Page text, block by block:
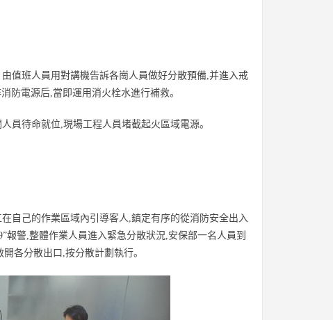
值班人員用對講機告訴各崗人員做好分散預備,并進入戒
防電源后,當即運用消火栓水進行補救。
員待命就位,現場工程人員堵截起火區域電源。
自己的作業區域內引導客人,鎮定有序的從消防安全出入
報警,整體作業人員進入緊急分散狀況,安保部一名人員到
各分散出口,按分散計劃執行。